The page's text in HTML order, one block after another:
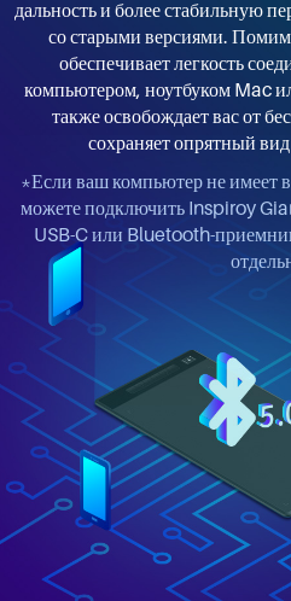
дальность и более стабильную
со старыми версиями.
обеспечивает легкость
компьютером, ноутбуком Mac
также освобождает вас от
сохраняет опрятный
*Если ваш компьютер не имеет
можете подключить Inspiroy
USB-C или Bluetooth-